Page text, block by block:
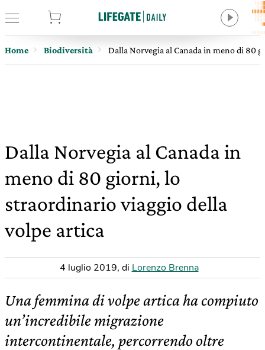
Home Biodiversità Dalla Norvegia al Canada in meno di 80
Dalla Norvegia al Canada in
meno di 80 giorni, lo
straordinario viaggio della
volpe artica
4 luglio 2019, di Lorenzo Brenna
Una femmina di volpe artica ha compiuto
un’incredibile migrazione
intercontinentale, percorrendo oltre